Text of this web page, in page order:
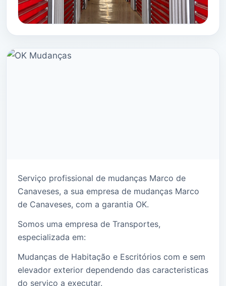
Serviço profissional de mudanças Marco de
Canaveses, a sua empresa de mudanças Marco
de Canaveses, com a garantia OK.
Somos uma empresa de Transportes,
especializada em:
Mudanças de Habitação e Escritórios com e sem
elevador exterior dependendo das caracteristicas
do serviço a executar.